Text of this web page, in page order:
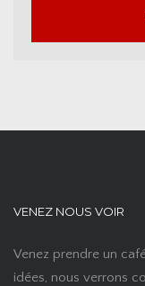
VENEZ NOUS VOIR
Venez prendre un
idées, nous verrons